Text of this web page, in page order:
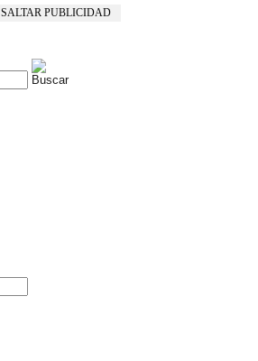
SALTAR PUBLICIDAD